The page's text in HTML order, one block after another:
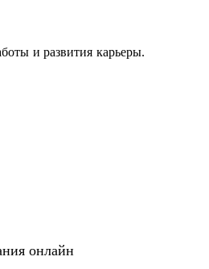
и развития карьеры.
онлайн